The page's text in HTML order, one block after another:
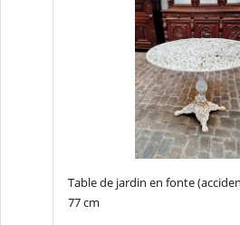
Table de jardin en fonte
77 cm